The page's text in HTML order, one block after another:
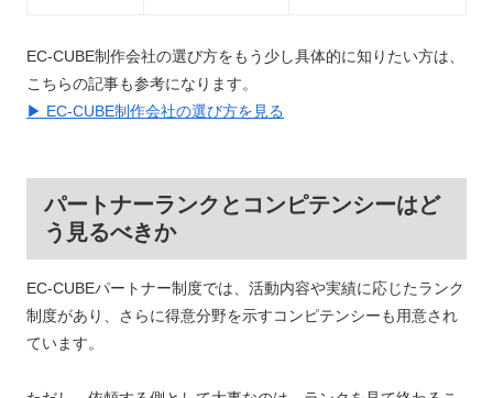
EC-CUBE制作会社の選び方をもう少し具体的に知りたい方は、
こちらの記事も参考になります。
▶ EC-CUBE制作会社の選び方を見る
パートナーランクとコンピテンシーはど
う見るべきか
EC-CUBEパートナー制度では、活動内容や実績に応じたランク
制度があり、さらに得意分野を示すコンピテンシーも用意され
ています。